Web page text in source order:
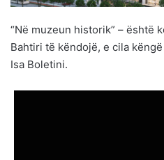
“Në muzeun historik” – është
Bahtiri të këndojë, e cila
Isa Boletini.